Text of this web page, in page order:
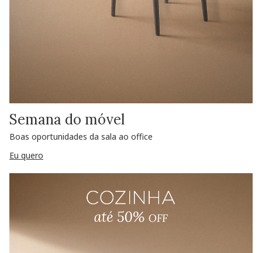
Semana do móvel
Boas oportunidades da sala ao office
Eu quero